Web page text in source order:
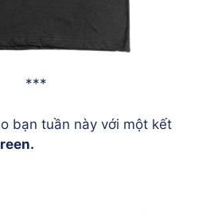
***
bạn tuần này với một kết